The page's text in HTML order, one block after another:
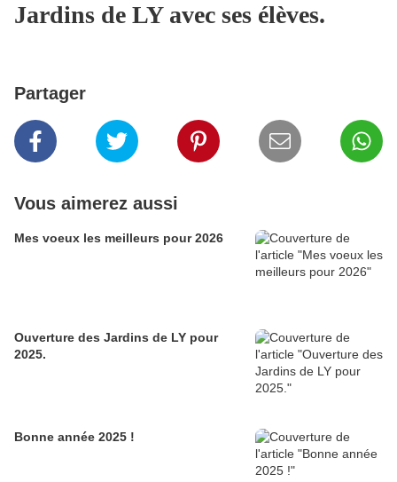
Jardins de LY avec ses élèves.
Partager
Vous aimerez aussi
Mes voeux les meilleurs pour 2026
Ouverture des Jardins de LY pour
2025.
Bonne année 2025 !